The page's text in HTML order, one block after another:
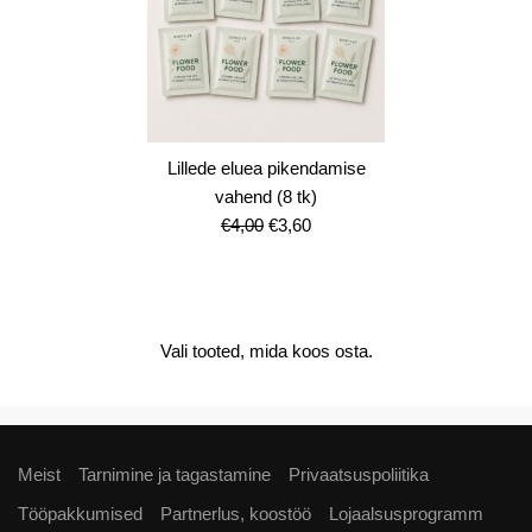
Lillede eluea pikendamise
vahend (8 tk)
€4,00 Algne
€3,60Current
Vali tooted, mida koos osta.
Meist Tarnimine ja tagastamine
Privaatsuspoliitika
Tööpakkumised
Partnerlus, koostöö Lojaalsusprogramm